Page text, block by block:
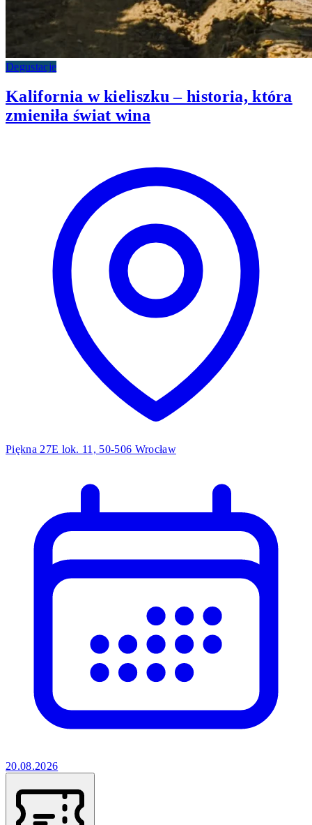
Degustacje
Kalifornia w kieliszku – historia, która
zmieniła świat wina
Piękna 27E lok. 11, 50-506 Wrocław
20.08.2026